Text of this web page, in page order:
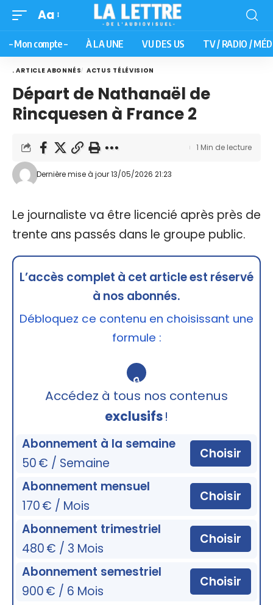
Aa
– Mon compte – À LA UNE VU DES US TV / RADIO /
. ARTICLE ABONNÉS ACTUS TÉLÉVISION
Départ de Nathanaël de
Rincquesen à France 2
Dernière mise à jour 13/05/2026 21:23
1 Min de lecture
Le journaliste va être licencié après près de
trente ans passés dans le groupe public.
L’accès complet à cet article est réservé
à nos abonnés.
Débloquez ce contenu en choisissant une
formule :
🔒
Accédez à tous nos contenus
exclusifs!
Abonnement à la semaine
50 € / Semaine
Choisir
Abonnement mensuel
170 € / Mois
Choisir
Abonnement trimestriel
480 € / 3 Mois
Choisir
Abonnement semestriel
900 € / 6 Mois
Choisir